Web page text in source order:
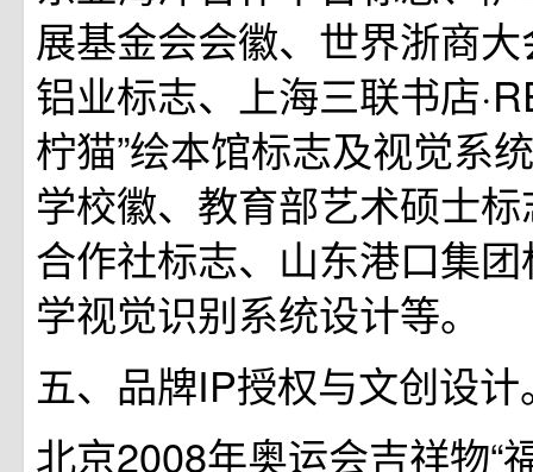
展基金会会徽、世界浙商
铝业标志、上海三联书店
柠猫”绘本馆标志及视觉系
学校徽、教育部艺术硕士
合作社标志、山东港口集
学视觉识别系统设计等。
五、品牌IP授权与文创设计
北京2008年奥运会吉祥物“